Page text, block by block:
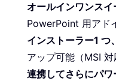
オールインワンスイ
PowerPoint 用アド
インストーラー1 つ
アップ可能（MSI 対
連携してさらにパワ